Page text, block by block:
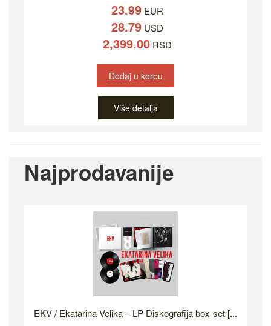
23.99EUR
28.79USD
2,399.00RSD
Dodaj u korpu
Više detalja
Najprodavanije
EKV / Ekatarina Velika – LP Diskografija box-set [...